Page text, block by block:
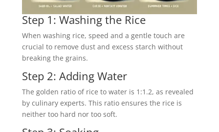
Step 1: Washing the Rice
When washing rice, speed and a gentle touch are
crucial to remove dust and excess starch without
breaking the grains.
Step 2: Adding Water
The golden ratio of rice to water is 1:1.2, as revealed
by culinary experts. This ratio ensures the rice is
neither too hard nor too soft.